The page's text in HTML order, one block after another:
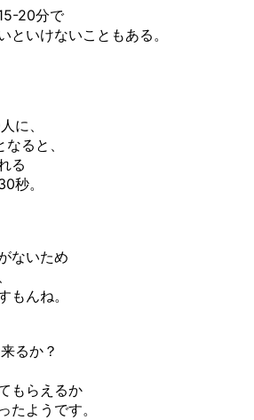
20分で
といけないこともある。
に、
ると、
る
秒。
ないため
もんね。
るか？
もらえるか
たようです。